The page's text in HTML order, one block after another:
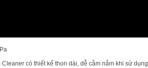
có thiết kế thon dài, dễ cằm nắm khi sử dụng .